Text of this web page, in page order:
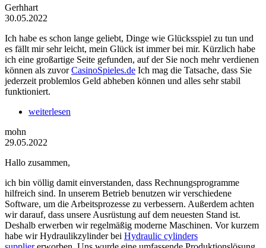
Gerhhart
30.05.2022
Ich habe es schon lange geliebt, Dinge wie Glücksspiel zu tun und
es fällt mir sehr leicht, mein Glück ist immer bei mir. Kürzlich habe
ich eine großartige Seite gefunden, auf der Sie noch mehr verdienen
können als zuvorCasinoSpieles.de Ich mag die Tatsache, dass Sie
jederzeit problemlos Geld abheben können und alles sehr stabil
funktioniert.
weiterlesen
mohn
29.05.2022
Hallo zusammen,
ich bin völlig damit einverstanden, dass Rechnungsprogramme
hilfreich sind. In unserem Betrieb benutzen wir verschiedene
Software, um die Arbeitsprozesse zu verbessern. Außerdem achten
wir darauf, dass unsere Ausrüstung auf dem neuesten Stand ist.
Deshalb erwerben wir regelmäßig moderne Maschinen. Vor kurzem
habe wir Hydraulikzylinder bei Hydraulic cylinders